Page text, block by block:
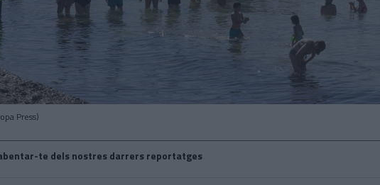
Press)
te dels nostres darrers reportatges